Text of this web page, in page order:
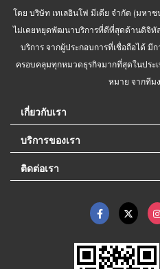
โดย บริษัท เทเลอินโฟ มีเดีย จำกัด (มหา
ไม่เคยหยุดพัฒนาบริการที่ดีที่สุดด้านดิจิทั
บริการ จากผู้ประกอบการที่เชื่อถือได้ มี
ครอบคลุมทุกหมวดธุรกิจมากที่สุดในประ
หมาย จากที
เกี่ยวกับเรา
บริการของเรา
ติดต่อเรา